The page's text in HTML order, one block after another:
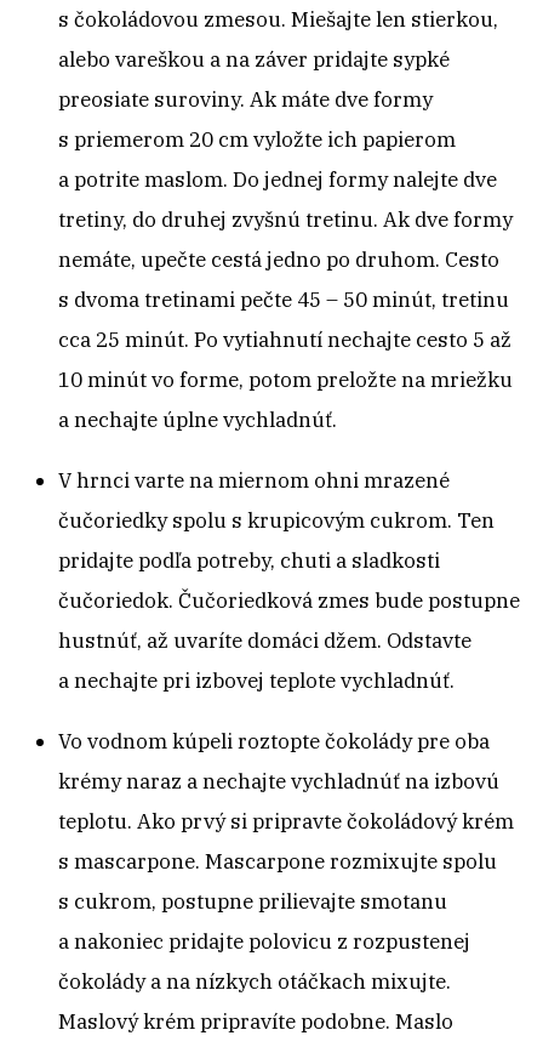
s čokoládovou zmesou. Miešajte len stierkou,
alebo vareškou a na záver pridajte sypké
preosiate suroviny. Ak máte dve formy
s priemerom 20 cm vyložte ich papierom
a potrite maslom. Do jednej formy nalejte dve
tretiny, do druhej zvyšnú tretinu. Ak dve formy
nemáte, upečte cestá jedno po druhom. Cesto
s dvoma tretinami pečte 45 – 50 minút, tretinu
cca 25 minút. Po vytiahnutí nechajte cesto 5 až
10 minút vo forme, potom preložte na mriežku
a nechajte úplne vychladnúť.
V hrnci varte na miernom ohni mrazené
čučoriedky spolu s krupicovým cukrom. Ten
pridajte podľa potreby, chuti a sladkosti
čučoriedok. Čučoriedková zmes bude postupne
hustnúť, až uvaríte domáci džem. Odstavte
a nechajte pri izbovej teplote vychladnúť.
Vo vodnom kúpeli roztopte čokolády pre oba
krémy naraz a nechajte vychladnúť na izbovú
teplotu. Ako prvý si pripravte čokoládový krém
s mascarpone. Mascarpone rozmixujte spolu
s cukrom, postupne prilievajte smotanu
a nakoniec pridajte polovicu z rozpustenej
čokolády a na nízkych otáčkach mixujte.
Maslový krém pripravíte podobne. Maslo